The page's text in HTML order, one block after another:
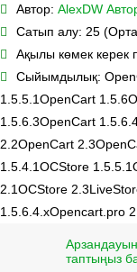
Автор: AlexDW
Сатып алу: 25
Ақылы көмек керек
Сыйымдылық:
1.5.5.1OpenCart 1.5.6
1.5.6.3OpenCart
2.2OpenCart 2.3
1.5.4.1OCStore 1.5.5.1
2.1OCStore 2.3
1.5.6.4.хOpencart.pro
Арзандауын
таптыңыз